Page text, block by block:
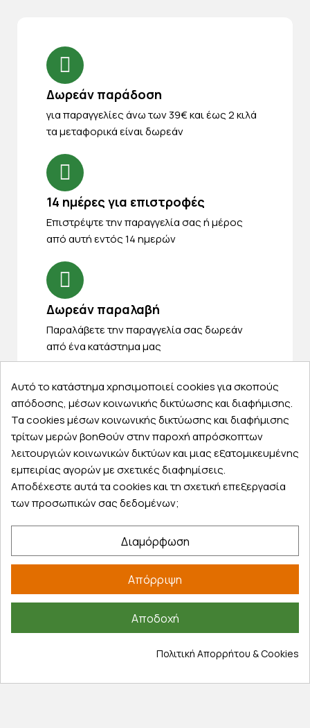
Δωρεάν παράδοση
για παραγγελίες άνω των 39€ και έως 2 κιλά
τα μεταφορικά είναι δωρεάν
14 ημέρες για επιστροφές
Eπιστρέψτε την παραγγελία σας ή μέρος
από αυτή εντός 14 ημερών
Δωρεάν παραλαβή
Παραλάβετε την παραγγελία σας δωρεάν
από ένα κατάστημα μας
Express αποστολές
Κάντε σήμερα την παραγγελία σας και
παραλάβετε αύριο στην πόρτα σας
Εξυπηρέτηση πελατών
Λογαριασμός
Τρόποι παραγγελίας
Εξέλιξη παραγγελίας
Αυτό το κατάστημα χρησιμοποιεί cookies για σκοπούς
απόδοσης, μέσων κοινωνικής δικτύωσης και διαφήμισης.
Τα cookies μέσων κοινωνικής δικτύωσης και διαφήμισης
τρίτων μερών βοηθούν στην παροχή απρόσκοπτων
λειτουργιών κοινωνικών δικτύων και μιας εξατομικευμένης
εμπειρίας αγορών με σχετικές διαφημίσεις.
Αποδέχεστε αυτά τα cookies και τη σχετική επεξεργασία
των προσωπικών σας δεδομένων;
Διαμόρφωση
Απόρριψη
Αποδοχή
Πολιτική Απορρήτου & Cookies